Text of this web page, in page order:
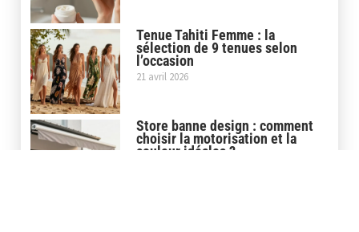
Tenue Tahiti Femme : la
sélection de 9 tenues selon
l’occasion
21 avril 2026
Store banne design : comment
choisir la motorisation et la
couleur idéales ?